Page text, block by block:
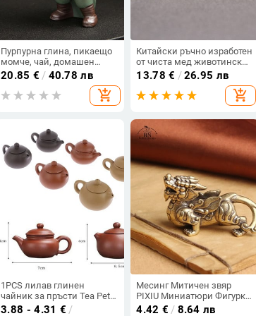
Пурпурна глина, пикаещо
момче, чай, домашен
любимец, керамика,
малък монах, занаяти,
офис настолни
орнаменти, филтър за чай,
20.85 € / 40.78 лв
add_shopping_cart
Китайски ръчно изработен
от чиста мед животински
домашен орнамент Тигър
Скулптура Творчески чай
Домашни любимци
Консумативи
13.78 € /26.95 лв
add_shopping_cart
1PCS лилав глинен
чайник за пръсти Tea Pet
Малък джобен сервиз за
3.88 - 4.31 € /
Месинг Митичен звяр
PIXIU Миниатюри Фигурки
Ретро медно животно
4.42 € / 8.64 лв